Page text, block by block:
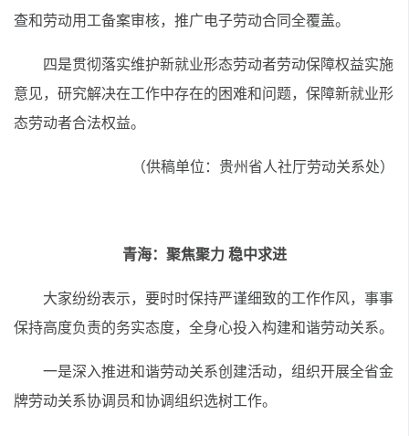
查和劳动用工备案审核，推广电子劳动合同全覆盖。
四是贯彻落实维护新就业形态劳动者劳动保障权益实施
意见，研究解决在工作中存在的困难和问题，保障新就业形
态劳动者合法权益。
（供稿单位：贵州省人社厅劳动关系处）
青海：聚焦聚力 稳中求进
大家纷纷表示，要时时保持严谨细致的工作作风，事事
保持高度负责的务实态度，全身心投入构建和谐劳动关系。
一是深入推进和谐劳动关系创建活动，组织开展全省金
牌劳动关系协调员和协调组织选树工作。